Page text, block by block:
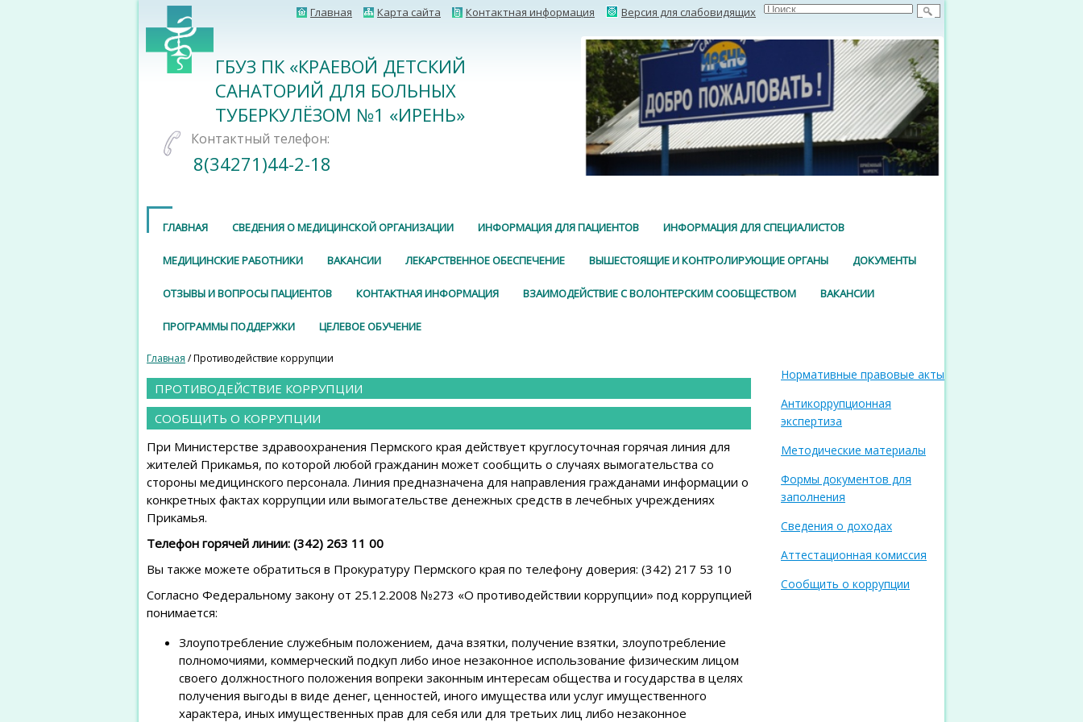
Главная Карта сайта Контактная информация Версия для слабовидящих
ГБУЗ ПК «КРАЕВОЙ ДЕТСКИЙ
САНАТОРИЙ ДЛЯ БОЛЬНЫХ
ТУБЕРКУЛЁЗОМ №1 «ИРЕНЬ»
Контактный телефон:
8(34271)44-2-18
ГЛАВНАЯ СВЕДЕНИЯ О МЕДИЦИНСКОЙ ОРГАНИЗАЦИИ ИНФОРМАЦИЯ ДЛЯ ПАЦИЕНТОВ ИНФОРМАЦИЯ ДЛЯ СПЕЦИАЛИСТОВ
МЕДИЦИНСКИЕ РАБОТНИКИ ВАКАНСИИ ЛЕКАРСТВЕННОЕ ОБЕСПЕЧЕНИЕ ВЫШЕСТОЯЩИЕ И КОНТРОЛИРУЮЩИЕ ОРГАНЫ ДОКУМЕНТЫ
ОТЗЫВЫ И ВОПРОСЫ ПАЦИЕНТОВ КОНТАКТНАЯ ИНФОРМАЦИЯ ВЗАИМОДЕЙСТВИЕ С ВОЛОНТЕРСКИМ СООБЩЕСТВОМ ВАКАНСИИ
ПРОГРАММЫ ПОДДЕРЖКИ ЦЕЛЕВОЕ ОБУЧЕНИЕ
Главная / Противодействие коррупции
ПРОТИВОДЕЙСТВИЕ КОРРУПЦИИ
СООБЩИТЬ О КОРРУПЦИИ
При Министерстве здравоохранения Пермского края действует круглосуточная горячая линия для
жителей Прикамья, по которой любой гражданин может сообщить о случаях вымогательства со
стороны медицинского персонала. Линия предназначена для направления гражданами информации о
конкретных фактах коррупции или вымогательстве денежных средств в лечебных учреждениях
Прикамья.
Телефон горячей линии: (342) 263 11 00
Вы также можете обратиться в Прокуратуру Пермского края по телефону доверия: (342) 217 53 10
Согласно Федеральному закону от 25.12.2008 №273 «О противодействии коррупции» под коррупцией
понимается:
Злоупотребление служебным положением, дача взятки, получение взятки, злоупотребление
полномочиями, коммерческий подкуп либо иное незаконное использование физическим лицом
своего должностного положения вопреки законным интересам общества и государства в целях
получения выгоды в виде денег, ценностей, иного имущества или услуг имущественного
характера, иных имущественных прав для себя или для третьих лиц либо незаконное
Нормативные правовые акты
Антикоррупционная
экспертиза
Методические материалы
Формы документов для
заполнения
Сведения о доходах
Аттестационная комиссия
Сообщить о коррупции